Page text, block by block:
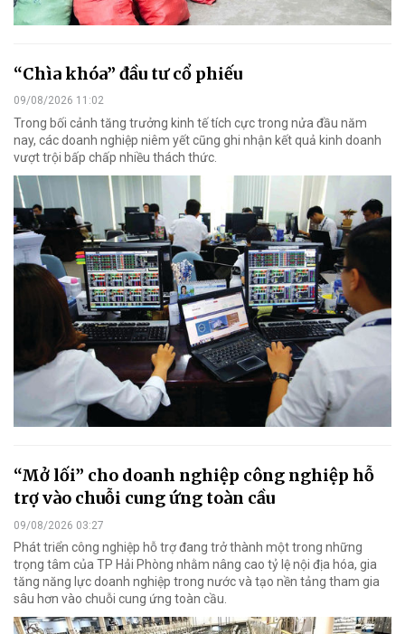
“Chìa khóa” đầu tư cổ phiếu
09/08/2026 11:02
Trong bối cảnh tăng trưởng kinh tế tích cực trong nửa đầu năm
nay, các doanh nghiệp niêm yết cũng ghi nhận kết quả kinh doanh
vượt trội bấp chấp nhiều thách thức.
“Mở lối” cho doanh nghiệp công nghiệp hỗ
trợ vào chuỗi cung ứng toàn cầu
09/08/2026 03:27
Phát triển công nghiệp hỗ trợ đang trở thành một trong những
trọng tâm của TP Hải Phòng nhằm nâng cao tỷ lệ nội địa hóa, gia
tăng năng lực doanh nghiệp trong nước và tạo nền tảng tham gia
sâu hơn vào chuỗi cung ứng toàn cầu.